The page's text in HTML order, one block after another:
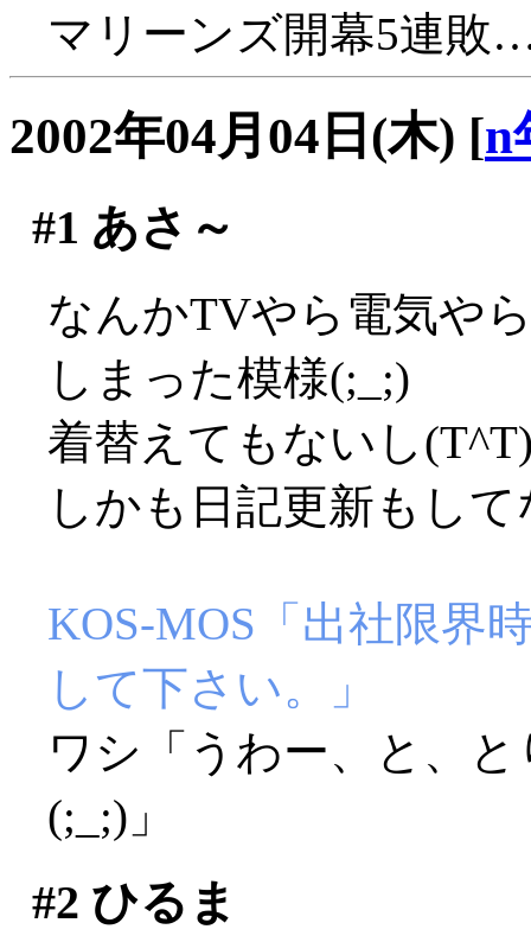
マリーンズ開幕5連敗
2002年04月04日(木) [n
#1 あさ～
なんかTVやら電気や
しまった模様(;_;)
着替えてもないし
しかも日記更新もし
KOS-MOS「出社限界
して下さい。」
ワシ「うわー、と、
(;_;)」
#2 ひるま